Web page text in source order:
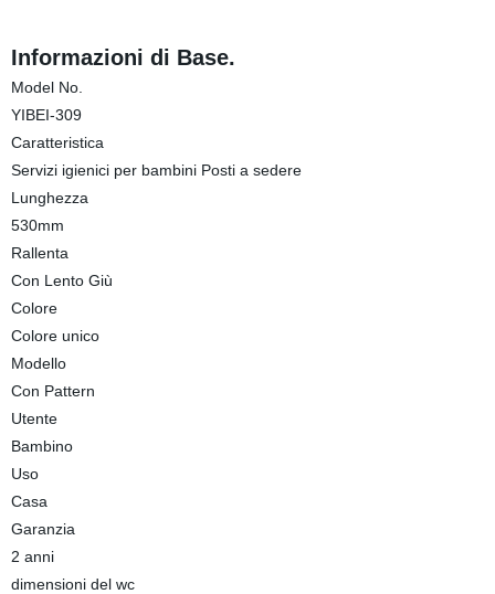
Informazioni di Base.
Model No.
YIBEI-309
Caratteristica
Servizi igienici per bambini Posti a sedere
Lunghezza
530mm
Rallenta
Con Lento Giù
Colore
Colore unico
Modello
Con Pattern
Utente
Bambino
Uso
Casa
Garanzia
2 anni
dimensioni del wc